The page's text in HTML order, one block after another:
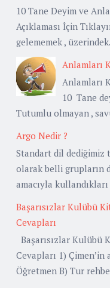
10 Tane Deyim ve
Açıklaması İçin
gelememek ,
Anlamları
Anlamları
10 Tane
Tutumlu olmayan ,
Argo Nedir ?
Standart dil dediğimiz
olarak belli grupların
amacıyla
Başarısızlar Kulübü
Cevapları
Başarısızlar Kulübü
Cevapları 1)
Öğretmen B) Tur